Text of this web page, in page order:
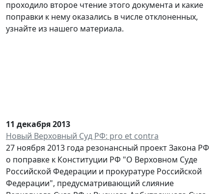
проходило второе чтение этого документа и какие
поправки к нему оказались в числе отклоненных,
узнайте из нашего материала.
11 декабря 2013
Новый Верховный Суд РФ: pro et contra
27 ноября 2013 года резонансный проект Закона РФ
о поправке к Конституции РФ "О Верховном Суде
Российской Федерации и прокуратуре Российской
Федерации", предусматривающий слияние